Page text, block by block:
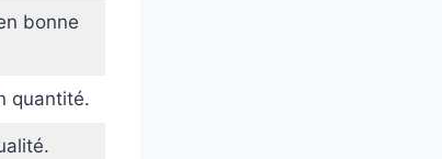
bonne
quantité.